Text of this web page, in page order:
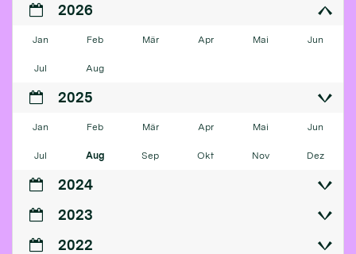
2026
Jan Feb Mär Apr Mai Jun
Jul Aug
2025
Jan Feb Mär Apr Mai Jun
Jul Aug Sep Okt Nov Dez
2024
2023
2022